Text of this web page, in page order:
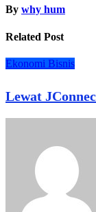
By why hum
Related Post
Ekonomi Bisnis
Lewat